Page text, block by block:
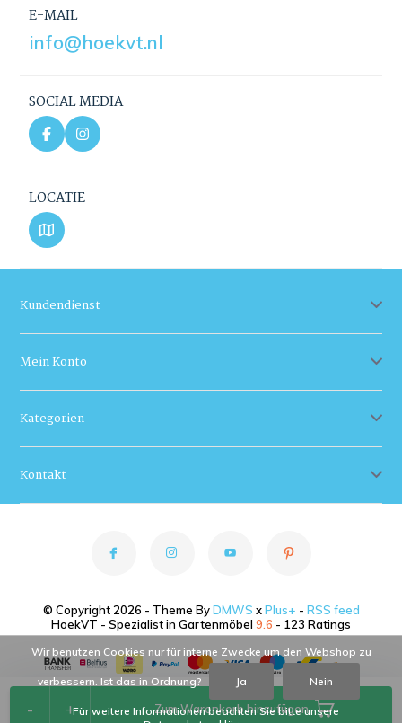
+
- Zum Warenkorb hinzufügen
E-MAIL
info@hoekvt.nl
SOCIAL MEDIA
LOCATIE
Kundendienst
Mein Konto
Kategorien
Kontakt
© Copyright 2026 - Theme ByDMWS xPlus+ - RSS feed
HoekVT - Spezialist in Gartenmöbel 9.6 - 123 Ratings
Wir benutzen Cookies nur für interne Zwecke um den Webshop zu
verbessern. Ist das in Ordnung? Ja Nein
Für weitere Informationen beachten Sie bitte unsere